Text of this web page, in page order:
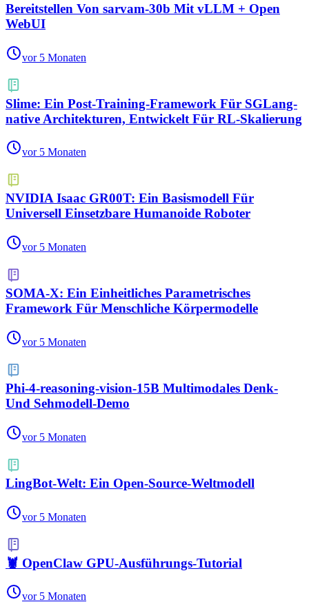
Bereitstellen Von sarvam-30b Mit vLLM + Open
WebUI
vor 5 Monaten
Slime: Ein Post-Training-Framework Für SGLang-
native Architekturen, Entwickelt Für RL-Skalierung
vor 5 Monaten
NVIDIA Isaac GR00T: Ein Basismodell Für
Universell Einsetzbare Humanoide Roboter
vor 5 Monaten
SOMA-X: Ein Einheitliches Parametrisches
Framework Für Menschliche Körpermodelle
vor 5 Monaten
Phi-4-reasoning-vision-15B Multimodales Denk-
Und Sehmodell-Demo
vor 5 Monaten
LingBot-Welt: Ein Open-Source-Weltmodell
vor 5 Monaten
🦞 OpenClaw GPU-Ausführungs-Tutorial
vor 5 Monaten